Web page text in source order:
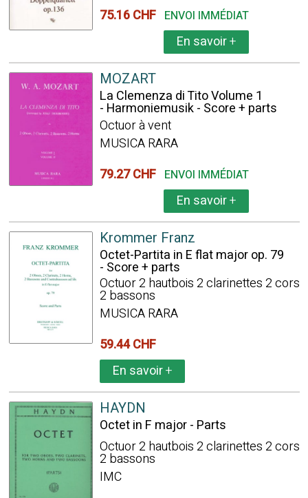
75.16 CHF ENVOI IMMÉDIAT
En savoir+
MOZART
La Clemenza di Tito Volume 1
- Harmoniemusik - Score + parts
Octuor à vent
MUSICA RARA
79.27 CHF ENVOI IMMÉDIAT
En savoir+
Krommer Franz
Octet-Partita in E flat major op. 79
- Score + parts
Octuor 2 hautbois 2 clarinettes 2 cors
2 bassons
MUSICA RARA
59.44 CHF
En savoir+
HAYDN
Octet in F major - Parts
Octuor 2 hautbois 2 clarinettes 2 cors
2 bassons
IMC